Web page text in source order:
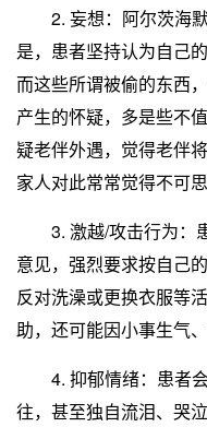
2. 妄想：阿尔茨海默
是，患者坚持认为自己
而这些所谓被偷的东西
产生的怀疑，多是些不
疑老伴外遇，觉得老伴
家人对此常常觉得不可
3. 激越/攻击行为：
意见，强烈要求按自己
反对洗澡或更换衣服等
助，还可能因小事生气
4. 抑郁情绪：患者会
往，甚至独自流泪、哭